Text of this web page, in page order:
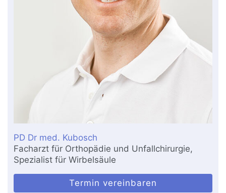
PD Dr med. Kubosch
Facharzt für Orthopädie und Unfallchirurgie,
Spezialist für Wirbelsäule
Termin vereinbaren